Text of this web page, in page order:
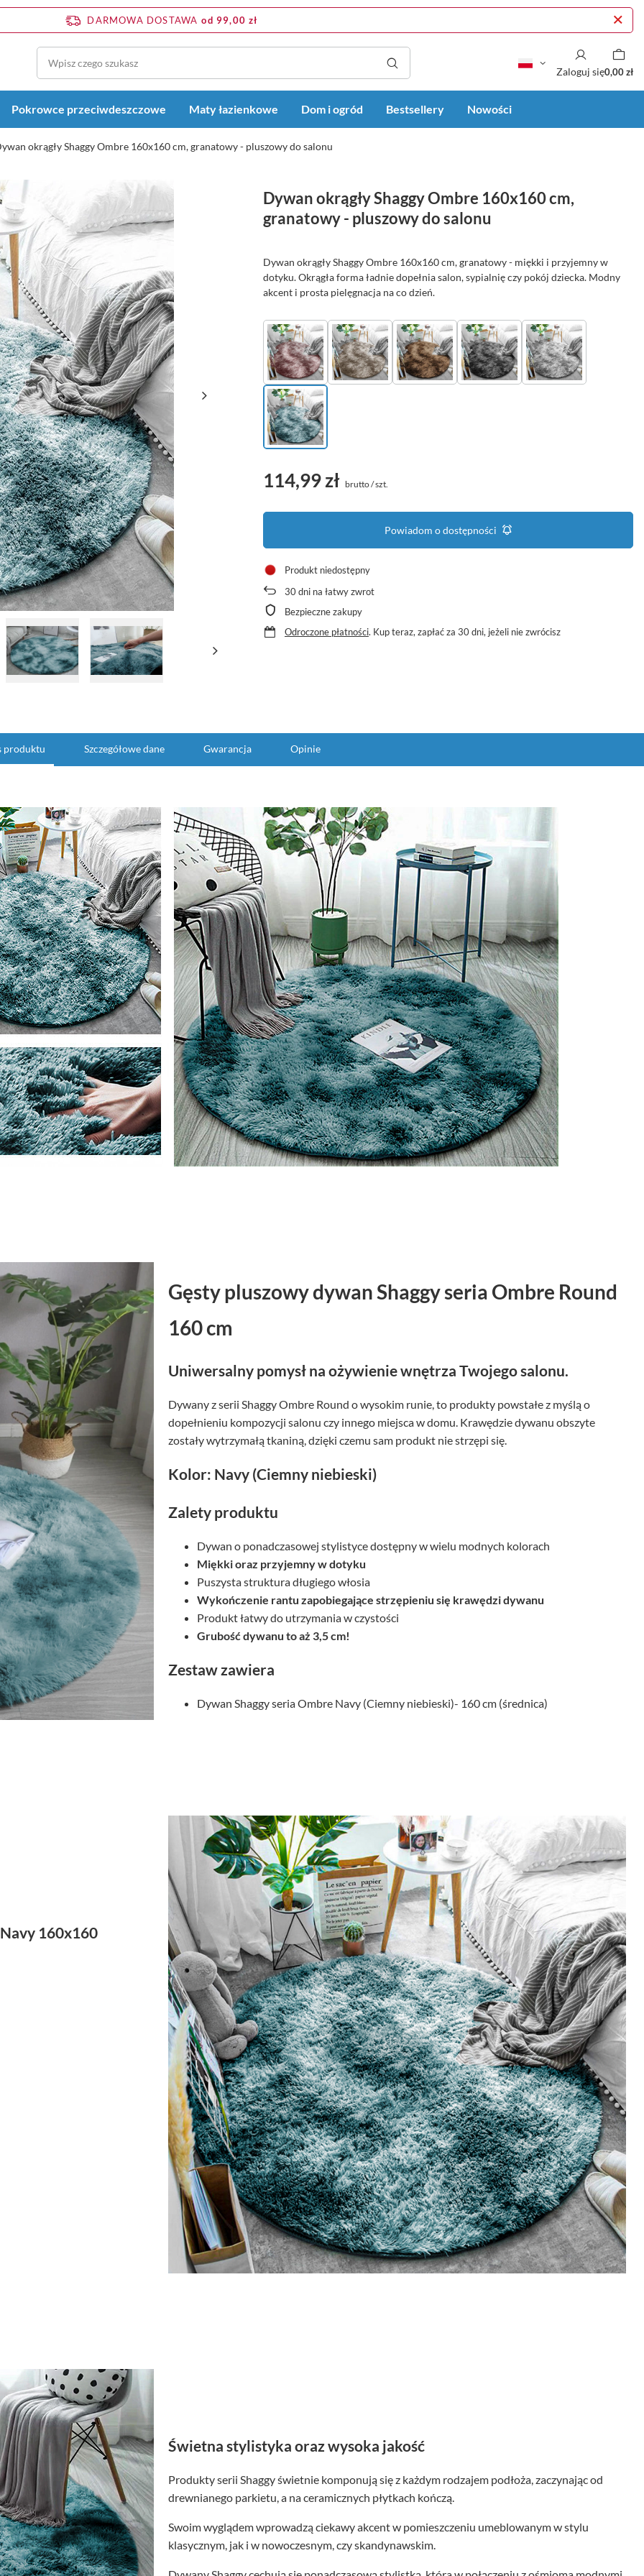
DARMOWA DOSTAWA od 99,00 zł
Zaloguj się0,00 zł
Pokrowce przeciwdeszczowe Maty łazienkowe Dom i ogród Bestsellery Nowości
okrągły Shaggy Ombre 160x160 cm, granatowy - pluszowy do salonu
Dywan okrągły Shaggy Ombre 160x160 cm,
granatowy - pluszowy do salonu
dotyku. Okrągła forma ładnie dopełnia salon, sypialnię czy pokój dziecka. Modny
akcent i prosta pielęgnacja na co dzień.
Powiadom o dostępności
30dni na łatwy zwrot
Bezpieczne zakupy
Odroczone płatności
produktu Szczegółowe dane Gwarancja Opinie
Gęsty pluszowy dywan Shaggy seria Ombre Round
160 cm
Uniwersalny pomysł na ożywienie wnętrza Twojego salonu.
Dywany z serii Shaggy Ombre Round o wysokim runie, to produkty powstałe z myślą o
dopełnieniu kompozycji salonu czy innego miejsca w domu. Krawędzie dywanu obszyte
zostały wytrzymałą tkaniną, dzięki czemu sam produkt nie strzępi się.
Kolor: Navy (Ciemny niebieski)
Zalety produktu
Dywan o ponadczasowej stylistyce dostępny w wielu modnych kolorach
Miękki oraz przyjemny w dotyku
Puszysta struktura długiego włosia
Wykończenie rantu zapobiegające strzępieniu się krawędzi dywanu
Produkt łatwy do utrzymania w czystości
Grubość dywanu to aż 3,5 cm!
Zestaw zawiera
Dywan Shaggy seria Ombre Navy (Ciemny niebieski)- 160 cm (średnica)
160x160
Świetna stylistyka oraz wysoka jakość
Produkty serii Shaggy świetnie komponują się z każdym rodzajem podłoża, zaczynając od
drewnianego parkietu, a na ceramicznych płytkach kończą.
Swoim wyglądem wprowadzą ciekawy akcent w pomieszczeniu umeblowanym w stylu
klasycznym, jak i w nowoczesnym, czy skandynawskim.